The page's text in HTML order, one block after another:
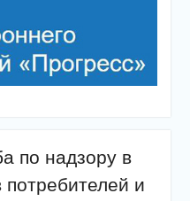
по надзору в
и